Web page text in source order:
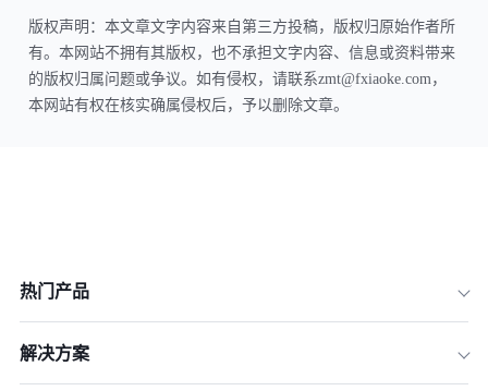
版权声明：本文章文字内容来自第三方投稿，版权归原始作者所
有。本网站不拥有其版权，也不承担文字内容、信息或资料带来
的版权归属问题或争议。如有侵权，请联系zmt@fxiaoke.com，
本网站有权在核实确属侵权后，予以删除文章。
热门产品
解决方案